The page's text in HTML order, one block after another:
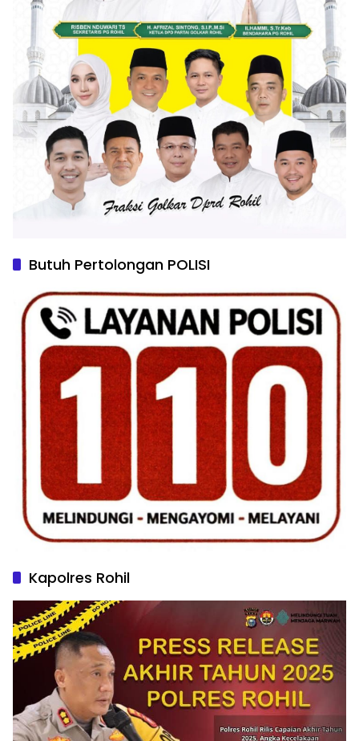
Butuh Pertolongan POLISI
Kapolres Rohil